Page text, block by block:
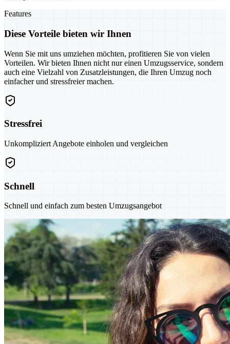
Features
Diese Vorteile bieten wir Ihnen
Wenn Sie mit uns umziehen möchten, profitieren Sie von vielen
Vorteilen. Wir bieten Ihnen nicht nur einen Umzugsservice, sondern
auch eine Vielzahl von Zusatzleistungen, die Ihren Umzug noch
einfacher und stressfreier machen.
Stressfrei
Unkompliziert Angebote einholen und vergleichen
Schnell
Schnell und einfach zum besten Umzugsangebot